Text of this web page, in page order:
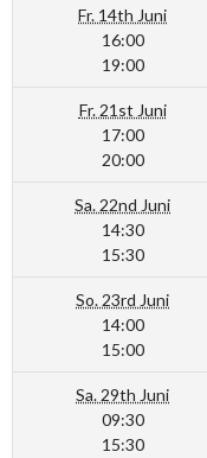
Fr. 14th Juni
16:00
19:00
Fr. 21st Juni
17:00
20:00
Sa. 22nd Juni
14:30
15:30
So. 23rd Juni
14:00
15:00
Sa. 29th Juni
09:30
15:30